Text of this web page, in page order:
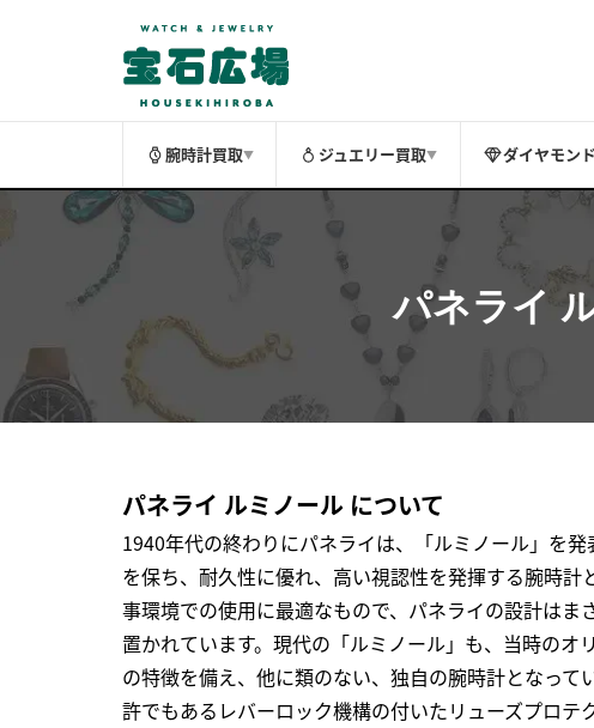
腕時計買取▼ ジュエリー買取▼ ダイヤモン
パネライ
パネライ ルミノール について
1940年代の終わりにパネライは、「ルミノール」を
を保ち、耐久性に優れ、高い視認性を発揮する腕時計
事環境での使用に最適なもので、パネライの設計はま
置かれています。現代の「ルミノール」も、当時のオ
の特徴を備え、他に類のない、独自の腕時計となって
許でもあるレバーロック機構の付いたリューズプロテ